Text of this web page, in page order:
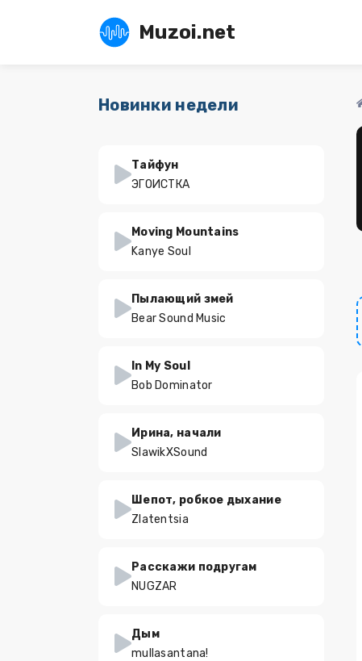
Muzoi.net
Новинки недели
Тайфун
ЭГОИСТКА
Moving Mountains
Kanye Soul
Пылающий змей
Bear Sound Music
In My Soul
Bob Dominator
Ирина, начали
SlawikXSound
Шепот, робкое дыхание
Zlatentsia
Расскажи подругам
NUGZAR
Дым
mullasantana!